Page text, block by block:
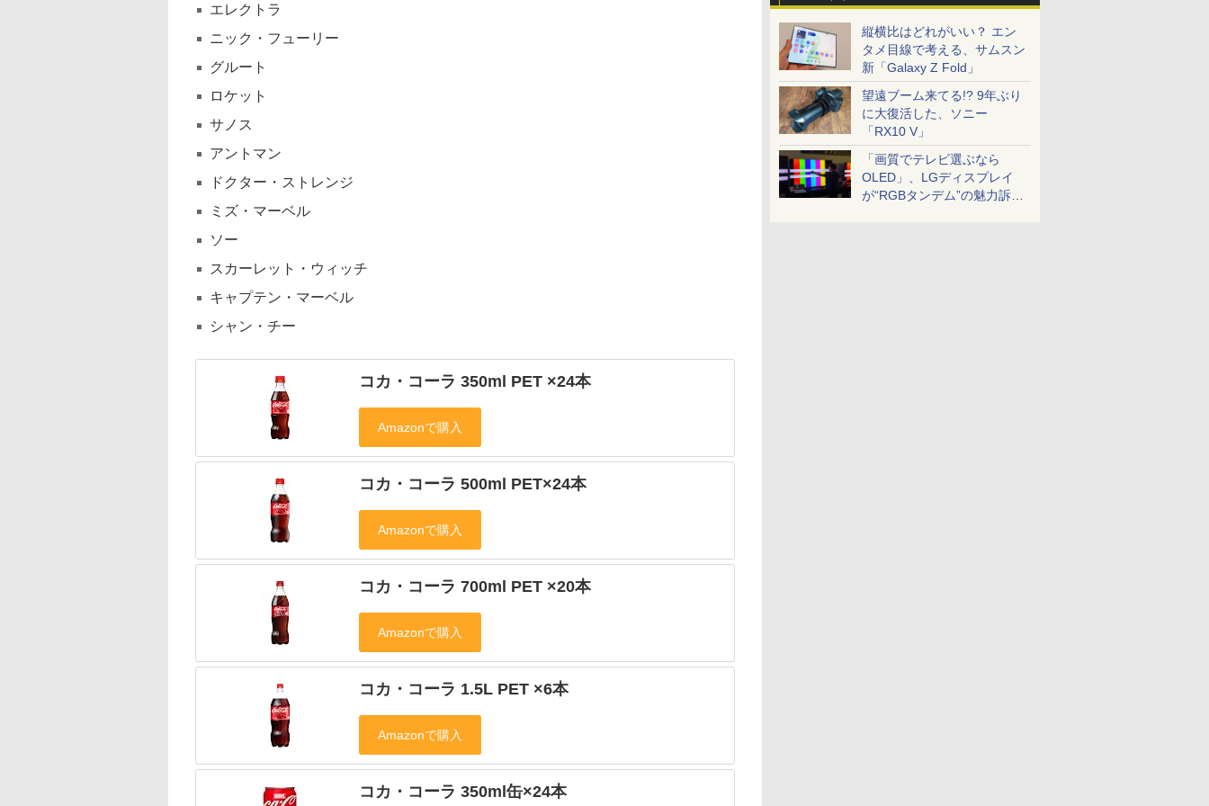
縦横比はどれがいい？ エン
タメ目線で考える、サムスン
新「Galaxy Z Fold」
望遠ブーム来てる!? 9年ぶり
に大復活した、ソニー
「RX10 V」
「画質でテレビ選ぶなら
OLED」、LGディスプレイ
が“RGBタンデム”の魅力訴
エレクトラ
ニック・フューリー
グルート
ロケット
サノス
アントマン
ドクター・ストレンジ
ミズ・マーベル
ソー
スカーレット・ウィッチ
キャプテン・マーベル
シャン・チー
コカ・コーラ 350ml PET ×24本
コカ・コーラ 500ml PET×24本
コカ・コーラ 700ml PET ×20本
コカ・コーラ 1.5L PET ×6本
コカ・コーラ 350ml缶×24本